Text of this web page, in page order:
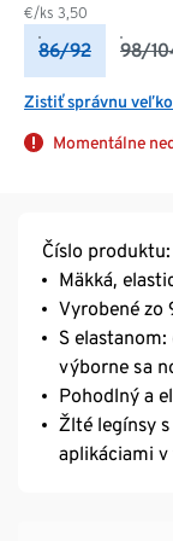
€/ks 3,50
86/92 98/
Zistiť správnu
Momentálne
Číslo
Mäkká,
Vyrobené zo
S
výborne sa
Pohodlný a
Žlté legínsy
aplikáciami